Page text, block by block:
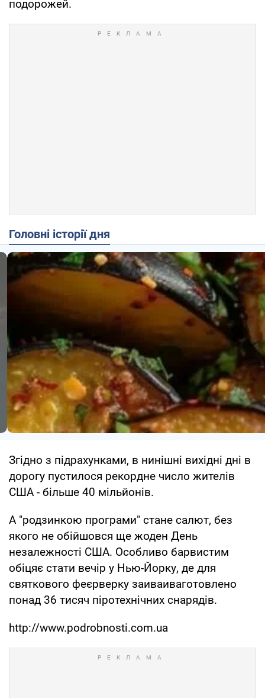
подорожей.
Головні історії дня
Згідно з підрахунками, в нинішні вихідні дні в
дорогу пустилося рекордне число жителів
США - більше 40 мільйонів.
А "родзинкою програми" стане салют, без
якого не обійшовся ще жоден День
незалежності США. Особливо барвистим
обіцяє стати вечір у Нью-Йорку, де для
святкового феєрверку заиваиваготовлено
понад 36 тисяч піротехнічних снарядів.
http://www.podrobnosti.com.ua